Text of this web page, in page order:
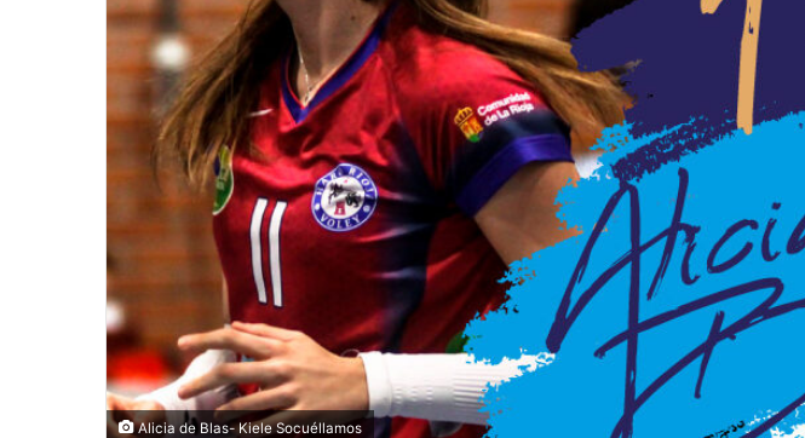
Alicia de Blas- Kiele Socuéllamos